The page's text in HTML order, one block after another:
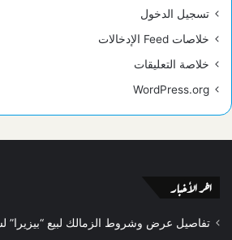
تسجيل الدخول
خلاصات Feed الإدخالات
خلاصة التعليقات
WordPress.org
اخر الأخبار
تفاصيل عرض وشروط الزمالك لبيع “بيزيرا”